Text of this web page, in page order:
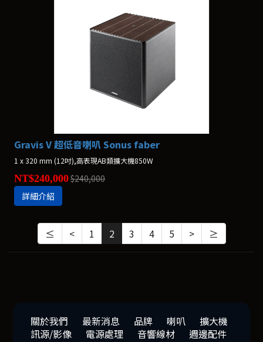
Gravis V 超低音喇叭 Sonus faber
1 x 320 mm (12吋),高表現AB類擴大機850W
NT$240,000$240,000
詳細介紹
≤ < 1 2 3 4 5 > ≥
關於我們 最新消息 品牌 喇叭
擴大機
訊源/影像
電源處理 音響線材
週邊配件